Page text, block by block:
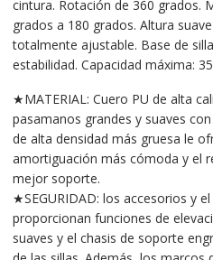
cintura. Rotación de 360 grados.
grados a 180 grados. Altura
totalmente ajustable. Base de
estabilidad. Capacidad máxima:
★MATERIAL: Cuero PU de alta
pasamanos grandes y suaves
de alta densidad más gruesa le
amortiguación más cómoda y el
mejor soporte.
★SEGURIDAD: los accesorios y
proporcionan funciones de
suaves y el chasis de soporte